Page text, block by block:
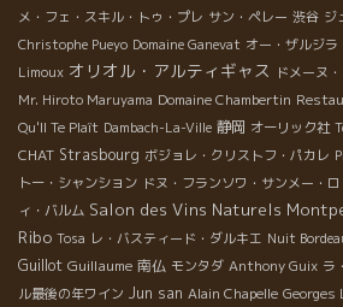
メ・フェ・スキル・トゥ・プレ サン・ペレー 渋谷 ジ
Christophe Pueyo Domaine Ganevat オー・ザルジラ
Limoux オリオル・アルティギャス ドメーヌ
Mr. Hiroto Maruyama Domaine Chambertin
Qu'Il Te Plaît Dambach-La-Ville 静岡 オーリック社
CHAT Strasbourg ボジョレ・クリストフ・パカレ
トー・シャンション ドヌ・フランソワ・サンメー・ロ
ィ・バルム Salon des Vins Naturels
Ribo Tosa レ・バスティード・ダルキエ Nuit
Guillot Guillaume 南仏 モンタダ Anthony Guix ラ
ル最後の年ワイン Jun san Alain Chapelle Georges